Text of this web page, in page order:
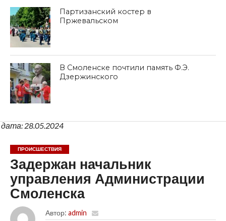
Партизанский костер в
Пржевальском
В Смоленске почтили память Ф.Э.
Дзержинского
дата: 28.05.2024
ПРОИСШЕСТВИЯ
Задержан начальник
управления Администрации
Смоленска
Автор: admin